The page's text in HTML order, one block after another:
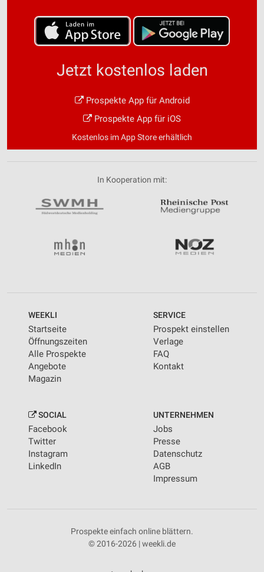
Jetzt kostenlos laden
Prospekte App für Android
Prospekte App für iOS
Kostenlos im App Store erhältlich
In Kooperation mit:
WEEKLI
Startseite
Öffnungszeiten
Alle Prospekte
Angebote
Magazin
SERVICE
Prospekt einstellen
Verlage
FAQ
Kontakt
SOCIAL
Facebook
Twitter
Instagram
LinkedIn
UNTERNEHMEN
Jobs
Presse
Datenschutz
AGB
Impressum
Prospekte einfach online blättern.
© 2016-2026 | weekli.de